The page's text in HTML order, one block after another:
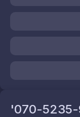
'070-5235-